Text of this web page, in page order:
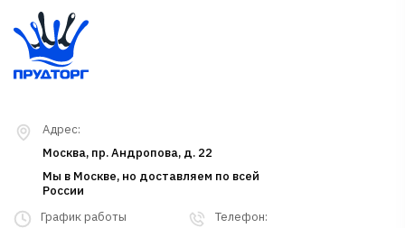
Телефон:
График работы
Адрес:
Москва, пр. Андропова, д. 22
Мы в Москве, но доставляем по всей
России